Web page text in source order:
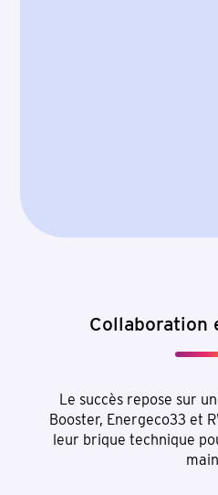
Collaboration
Le succès repose sur
Booster, Energeco33 et
leur brique technique